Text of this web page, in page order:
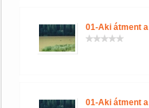
01-Aki átment
01-Aki átment